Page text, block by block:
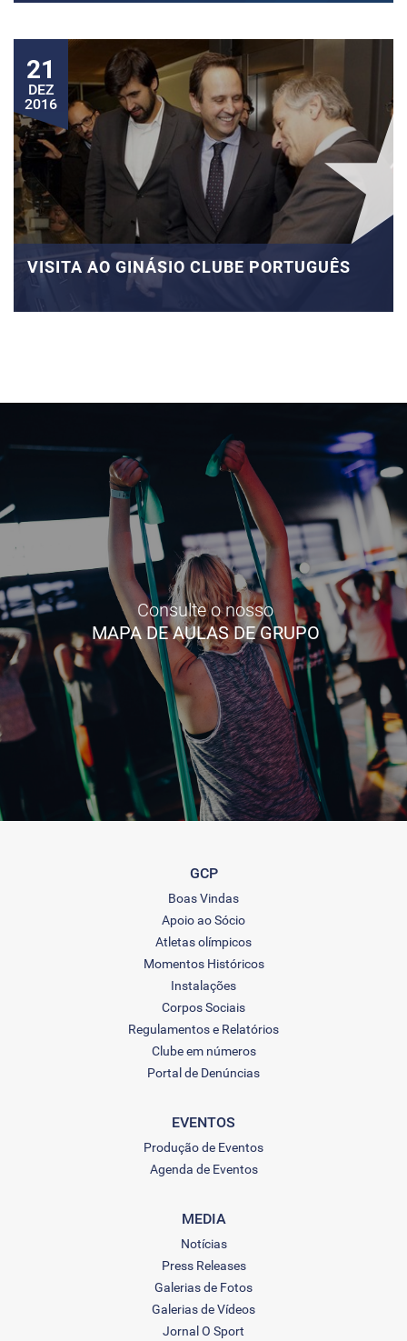
21
DEZ
2016
VISITA AO GINÁSIO CLUBE PORTUGUÊS
Consulte o nosso
MAPA DE AULAS DE GRUPO
GCP
Boas Vindas
Apoio ao Sócio
Atletas olímpicos
Momentos Históricos
Instalações
Corpos Sociais
Regulamentos e Relatórios
Clube em números
Portal de Denúncias
EVENTOS
Produção de Eventos
Agenda de Eventos
MEDIA
Notícias
Press Releases
Galerias de Fotos
Galerias de Vídeos
Jornal O Sport